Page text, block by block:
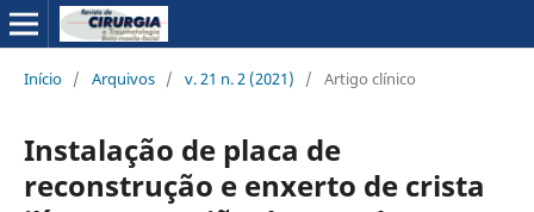
Início / Arquivos / v. 21 n. 2 (2021) / Artigo clínico
Instalação de placa de
reconstrução e enxerto de crista